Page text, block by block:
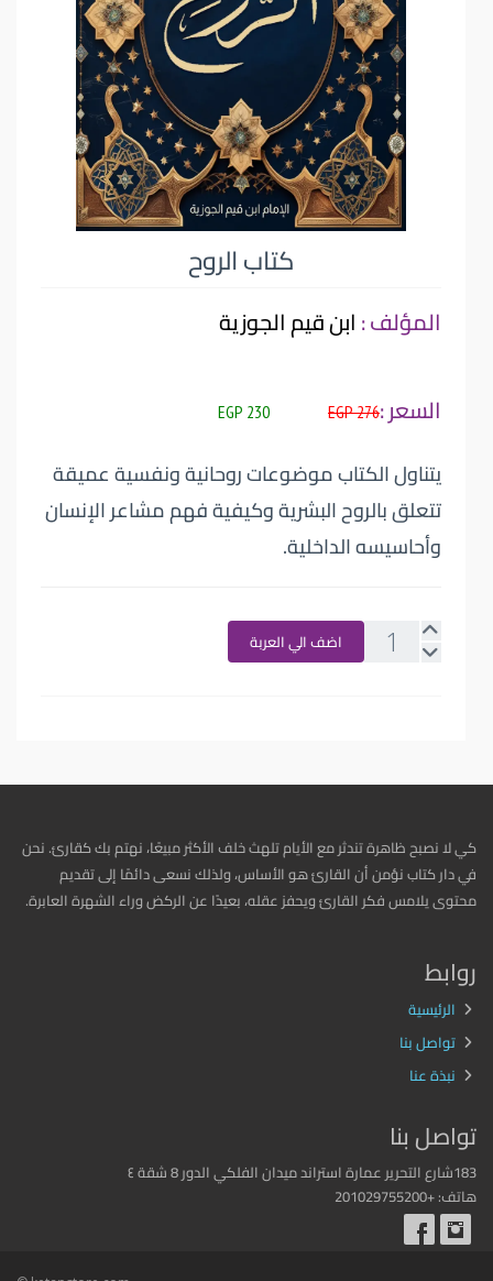
كتاب الروح
المؤلف :ابن قيم الجوزية
السعر :276 EGP
230 EGP
يتناول الكتاب موضوعات روحانية ونفسية عميقة
تتعلق بالروح البشرية وكيفية فهم مشاعر الإنسان
وأحاسيسه الداخلية.
اضف الي العربة
كي لا نصبح ظاهرة تندثر مع الأيام تلهث خلف الأكثر مبيعًا، نهتم بك كقارئ. نحن
في دار كتاب نؤمن أن القارئ هو الأساس، ولذلك نسعى دائمًا إلى تقديم
محتوى يلامس فكر القارئ ويحفز عقله، بعيدًا عن الركض وراء الشهرة العابرة.
روابط
الرئيسية
تواصل بنا
نبذة عنا
تواصل بنا
183شارع التحرير عمارة استراند ميدان الفلكي الدور 8 شقة ٤
هاتف: +201029755200